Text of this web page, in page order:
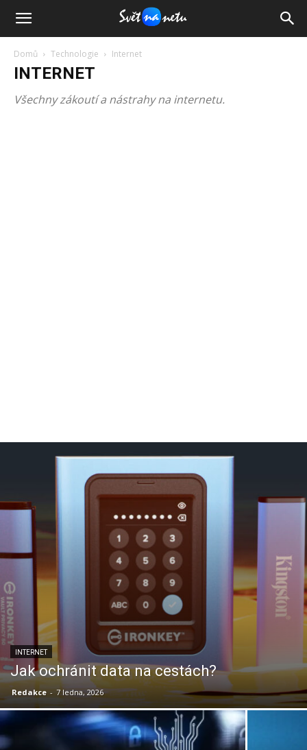
Domů Technologie Internet
INTERNET
Všechny zákoutí a nástrahy na internetu.
INTERNET
Jak ochránit data na cestách?
Redakce - 7 ledna, 2026